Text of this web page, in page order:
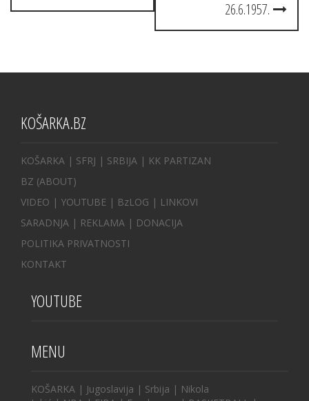
26.6.1957.
KOŠARKA.BZ
KOŠARKA | SFRJ | SRBIJA | KK PARTIZAN
BZ (ABOUT)
VIDEO | YOUTUBE | BzLOG | LINKOVI
SARADNJA | REKLAMA | DONACIJA
POLITIKA PRIVATNOSTI
KONTAKT
YOUTUBE
MENU
KOŠARKA | Jugoslavija | Srbija | Nikola